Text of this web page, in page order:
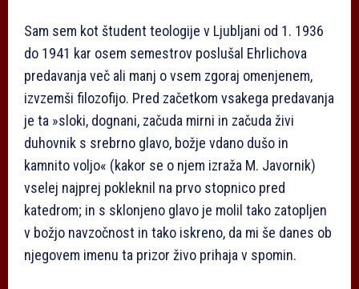
Sam sem kot študent teologije v Ljubljani od 1. 1936
do 1941 kar osem semestrov poslušal Ehrlichova
predavanja več ali manj o vsem zgoraj omenjenem,
izvzemši filozofijo. Pred začetkom vsakega predavanja
je ta »sloki, dognani, začuda mirni in začuda živi
duhovnik s srebrno glavo, božje vdano dušo in
kamnito voljo« (kakor se o njem izraža M. Javornik)
vselej najprej pokleknil na prvo stopnico pred
katedrom; in s sklonjeno glavo je molil tako zatopljen
v božjo navzočnost in tako iskreno, da mi še danes ob
njegovem imenu ta prizor živo prihaja v spomin.